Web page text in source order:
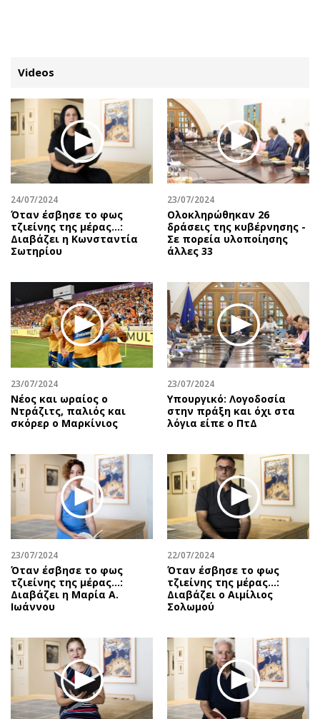
ΚΑΤΗΓΟΡΙΕΣ ΣΥΝΔΕΣΗ
Παιδεία
Υγεία
Πολιτική
Βουλευτικές 2026
Εκλογές 2024
Δημοσκοπήσεις
Διπλωματία
Αθλητισμός
Κύπρος
Διεθνή
Κληρώσεις Allwyn
Οικονομία
Real Estate
Επιχειρήσεις
Αγορές
Money Review
AstroBank Properties
Trends
Ενέργεια
Περιβάλλον
Ελλάδα
Παράξενα
Απόψεις
Αρθρογραφία
The Hill
Υγεία
Αγγελίες
Ενοικιάζονται
Ζητούν εργασία
Θέσεις εργασίας
Geek
Νέα
Social
Αυτοκίνηση
Πολιτική
Οικονομία
Γενικά
Αναδρομές
Πρόσωπα
Περιβάλλον
Good Life
Γυναίκα
Ταξίδια
Συνταγές
Έξοδος
Media
Videos
24/07/2024
Όταν έσβησε το φως
τζιείνης της μέρας…:
Διαβάζει η Κωνσταντία
Σωτηρίου
23/07/2024
Ολοκληρώθηκαν 26
δράσεις της κυβέρνησης -
Σε πορεία υλοποίησης
άλλες 33
23/07/2024
Νέος και ωραίος ο
Ντράζιτς, παλιός και
σκόρερ ο Μαρκίνιος
23/07/2024
Υπουργικό: Λογοδοσία
στην πράξη και όχι στα
λόγια είπε ο ΠτΔ
23/07/2024
Όταν έσβησε το φως
τζιείνης της μέρας…:
Διαβάζει η Μαρία Α.
Ιωάννου
22/07/2024
Όταν έσβησε το φως
τζιείνης της μέρας…:
Διαβάζει ο Αιμίλιος
Σολωμού